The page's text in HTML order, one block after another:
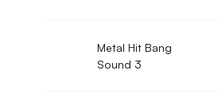
Metal Hit Bang
Sound 3